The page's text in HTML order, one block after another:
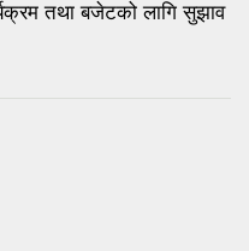
तथा बजेटको लागि सुझाव